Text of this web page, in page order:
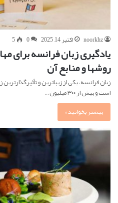
noorkhz
اکتبر 14, 2025 0
5
روشها و منابع آن
است و بیش از ۳۰۰ میلیون…
بیشتر بخوانید »